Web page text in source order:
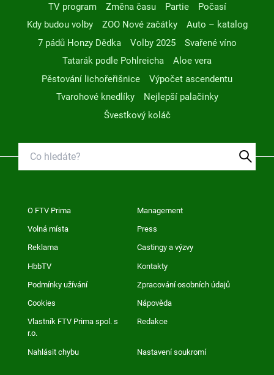
TV program
Změna času Partie
Počasí
Kdy budou volby
ZOO Nové začátky
Auto – katalog
7 pádů Honzy Dědka
Volby 2025
Svařené víno
Tatarák podle Pohlreicha
Aloe vera
Pěstování lichořeřišnice
Výpočet ascendentu
Tvarohové knedlíky
Nejlepší palačinky
Švestkový koláč
O FTV Prima Management
Volná místa Press
Reklama Castingy a výzvy
HbbTV Kontakty
Podmínky užívání Zpracování osobních údajů
Cookies Nápověda
Vlastník FTV Prima spol. s
r.o.
Redakce
Nahlásit chybu Nastavení soukromí